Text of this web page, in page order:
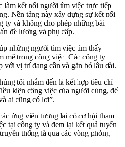
làm kết nối người tìm việc trực tiếp
Nền tảng này xây dựng sự kết nối
ty và không cho phép những bài
đề lương và phụ cấp.
những người tìm việc tìm thấy
mê trong công việc. Các công ty
với vị trí đang cần và gắn bó lâu dài.
tôi nhắm đến là kết hợp tiêu chí
kiện công việc của người dùng, để
ai cũng có lợi”.
ứng viên tương lai có cơ hội tham
tại công ty và đem lại kết quả tuyển
truyền thống là qua các vòng phỏng